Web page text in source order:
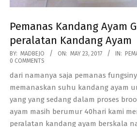
Pemanas Kandang Ayam
peralatan Kandang Ayam
2017-
05-
23
BY: MADBEJO ON: MAY 23, 2017 IN:
0 COMMENTS
dari namanya saja pemanas
memanaskan suhu kandang ayam
yang yang sedang dalam proses
ayam masih berumur 40hari kami
peralatan kandang ayam berskala